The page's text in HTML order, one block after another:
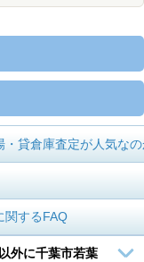
貸倉庫査定が人気な
関するFAQ
外に千葉市若葉